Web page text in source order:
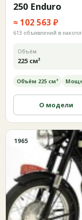
250 Enduro
≈ 102 563 ₽
613 объявлений в
Объём
225 см³
Объём 225 см³
О модели
1965